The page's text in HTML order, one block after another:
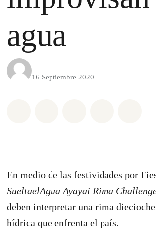
agua
16 Septiembre 2020
En medio de las festividades por
SueltaelAgua Ayayai Rima
deben interpretar una rima
hídrica que enfrenta el país.